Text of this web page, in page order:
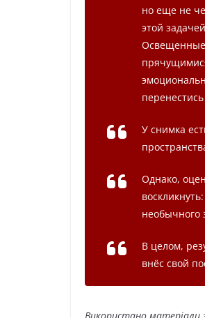
но еще не
этой
Освещенные
У снимка
Однако,
необычного
В целом,
внёс свой
Використано матеріали